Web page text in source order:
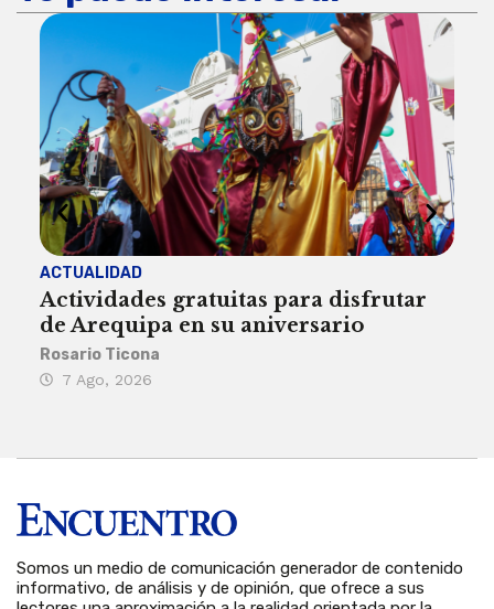
ACTUALIDAD
Actividades gratuitas para disfrutar
de Arequipa en su aniversario
Rosario Ticona
7 Ago, 2026
Somos un medio de comunicación generador de contenido
informativo, de análisis y de opinión, que ofrece a sus